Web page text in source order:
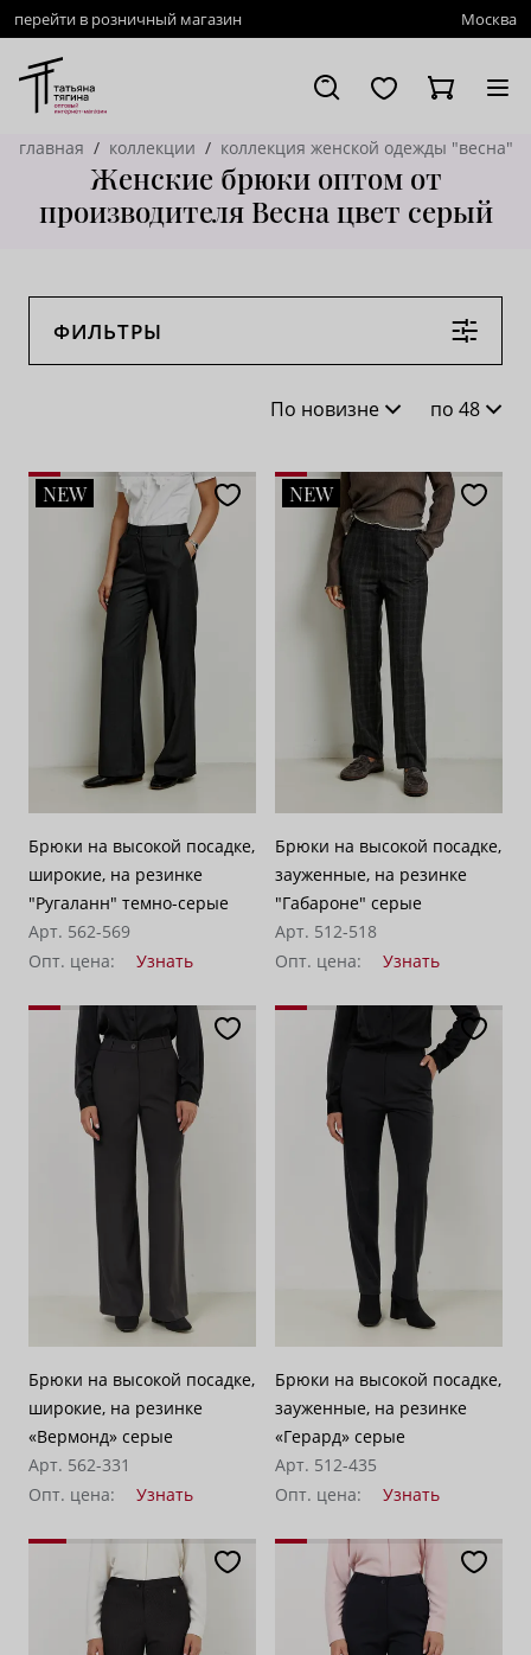
перейти в розничный магазин Москва
главная коллекции коллекция женской одежды "весна"
Женские брюки оптом от
производителя Весна цвет серый
ФИЛЬТРЫ
По новизне
По популярности
По возрастанию цены
По убыванию цены
по 48
28
NEW
Брюки на высокой посадке,
широкие, на резинке
"Ругаланн" темно-серые
Арт. 562-569
Опт. цена:
Узнать
NEW
Брюки на высокой посадке,
зауженные, на резинке
"Габароне" серые
Арт. 512-518
Опт. цена:
Узнать
Брюки на высокой посадке,
широкие, на резинке
«Вермонд» серые
Арт. 562-331
Опт. цена:
Узнать
Брюки на высокой посадке,
зауженные, на резинке
«Герард» серые
Арт. 512-435
Опт. цена:
Узнать